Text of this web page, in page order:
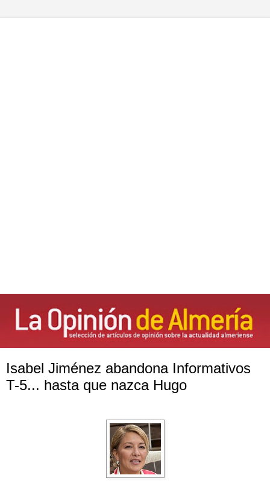
Isabel Jiménez abandona Informativos
T-5... hasta que nazca Hugo